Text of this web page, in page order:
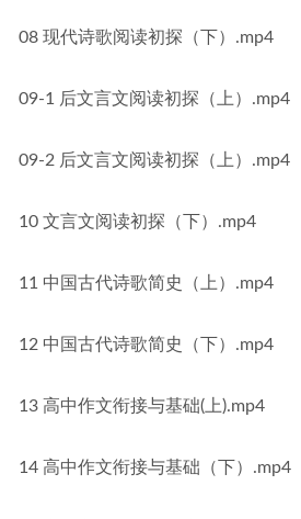
08 现代诗歌阅读初探（下）.mp4
09-1 后文言文阅读初探（上）.mp4
09-2 后文言文阅读初探（上）.mp4
10 文言文阅读初探（下）.mp4
11 中国古代诗歌简史（上）.mp4
12 中国古代诗歌简史（下）.mp4
13 高中作文衔接与基础(上).mp4
14 高中作文衔接与基础（下）.mp4